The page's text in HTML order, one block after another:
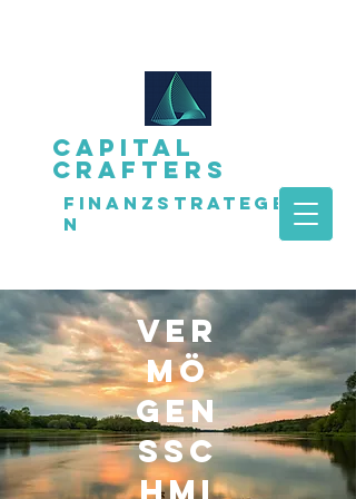
CAPITAL
CRAFTERs
FINANZSTRATEGE
N
ver
mö
gen
ssc